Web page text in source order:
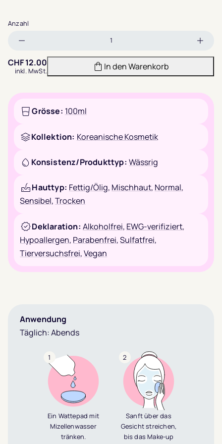
Anzahl
verringern
CHF12.00
inkl. MwSt. In den Warenkorb
Grösse: 100ml
Kollektion: Koreanische Kosmetik
Konsistenz/Produkttyp: Wässrig
Hauttyp: Fettig/Ölig, Mischhaut, Normal,
Sensibel,Trocken
Deklaration: Alkoholfrei, EWG-verifiziert,
Hypoallergen, Parabenfrei,Sulfatfrei,
Tierversuchsfrei,Vegan
Anwendung
Täglich: Abends
1
Ein Wattepad mit
Mizellenwasser
tränken.
2
Sanft über das
Gesicht streichen,
bis das Make-up